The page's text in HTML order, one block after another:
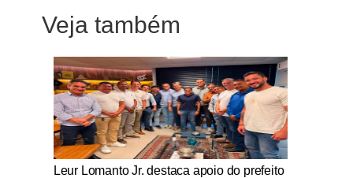
Veja também
Notícias Católicas
Leur Lomanto Jr. destaca apoio do prefeito